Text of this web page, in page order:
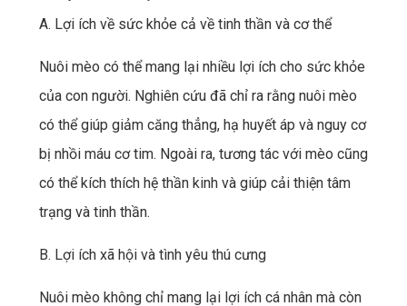
A. Lợi ích về sức khỏe cả về tinh thần và cơ thể
Nuôi mèo có thể mang lại nhiều lợi ích cho sức khỏe
của con người. Nghiên cứu đã chỉ ra rằng nuôi mèo
có thể giúp giảm căng thẳng, hạ huyết áp và nguy cơ
bị nhồi máu cơ tim. Ngoài ra, tương tác với mèo cũng
có thể kích thích hệ thần kinh và giúp cải thiện tâm
trạng và tinh thần.
B. Lợi ích xã hội và tình yêu thú cưng
Nuôi mèo không chỉ mang lại lợi ích cá nhân mà còn